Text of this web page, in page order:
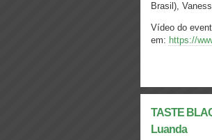
Brasil),
Vídeo do
em: https://
TASTE
Luanda